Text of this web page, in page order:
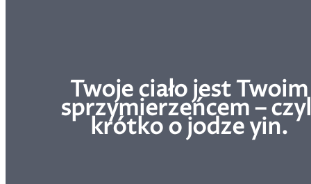
Twoje ciało jest Twoim
sprzymierzeńcem –
krótko o jodze yin.